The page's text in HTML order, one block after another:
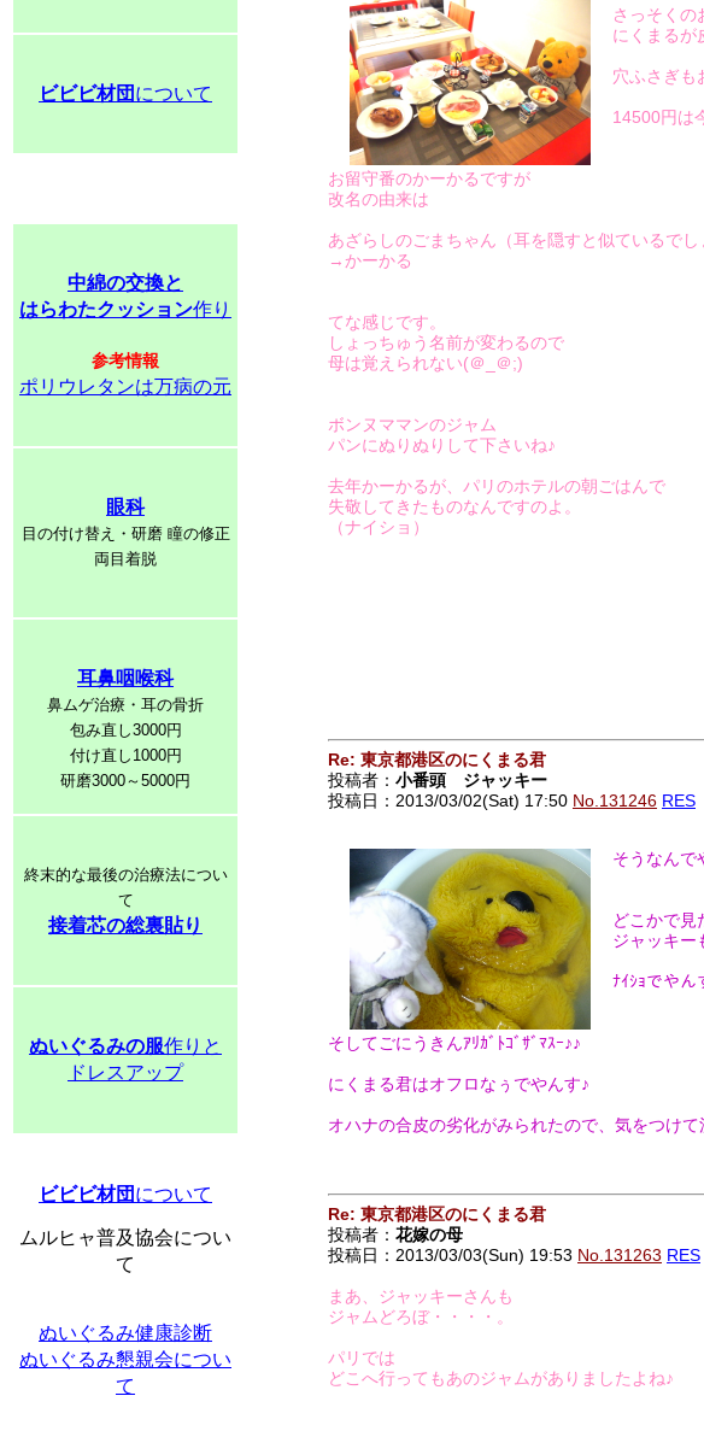
ビビビ材団 について
中綿の交換と
はらわたクッション作り
参考情報
ポリウレタンは万病の元
眼科
目の付け替え・研磨 瞳の修正
両目着脱
耳鼻咽喉科
鼻ムゲ治療・耳の骨折
包み直し3000円
付け直し1000円
研磨3000～5000円
終末的な最後の治療法につい
て
接着芯の総裏貼り
ぬいぐるみの服作りと
ドレスアップ
ビビビ材団 について
ムルヒャ普及協会につい
て
ぬいぐるみ健康診断
ぬいぐるみ懇親会につい
て
さっそくの
にくまるが
穴ふさぎも
14500円は
お留守番のかーかるですが
改名の由来は
あざらしのごまちゃん（耳を隠すと似ている
→かーかる
てな感じです。
しょっちゅう名前が変わるので
母は覚えられない(＠_＠;)
ボンヌママンのジャム
パンにぬりぬりして下さいね♪
去年かーかるが、パリのホテルの朝ごはんで
失敬してきたものなんですのよ。
（ナイショ）
Re: 東京都港区のにくまる君
投稿者： 小番頭 ジャッキー
投稿日：2013/03/02(Sat) 17:50 No.131246 RES
そうなんで
どこかで見
ジャッキー
ﾅｲｼｮでやん
そしてごにうきんｱﾘｶﾞﾄｺﾞｻﾞﾏｽｰ♪♪
にくまる君はオフロなぅでやんす♪
オハナの合皮の劣化がみられたので、気をつけて
Re: 東京都港区のにくまる君
投稿者： 花嫁の母
投稿日：2013/03/03(Sun) 19:53 No.131263 RES
まあ、ジャッキーさんも
ジャムどろぼ・・・・。
パリでは
どこへ行ってもあのジャムがありましたよね♪